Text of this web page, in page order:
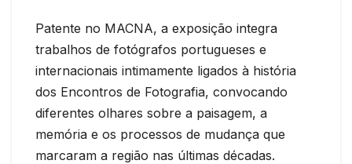
Patente no MACNA, a exposição integra
trabalhos de fotógrafos portugueses e
internacionais intimamente ligados à história
dos Encontros de Fotografia, convocando
diferentes olhares sobre a paisagem, a
memória e os processos de mudança que
marcaram a região nas últimas décadas.